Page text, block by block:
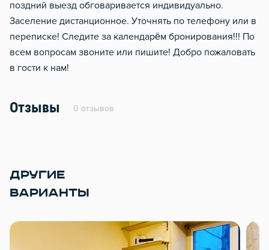
поздний выезд обговаривается индивидуально.
Заселение дистанционное. Уточнять по телефону или в
переписке! Следите за календарём бронирования!!! По
всем вопросам звоните или пишите! Добро пожаловать
в гости к нам!
Отзывы 0 отзывов
ДРУГИЕ
ВАРИАНТЫ